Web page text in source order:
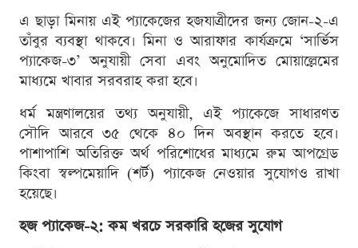
এ ছাড়া মিনায় এই প্যাকেজের হজযাত্রীদের জন্য জোন-২-এ
তাঁবুর ব্যবস্থা থাকবে। মিনা ও আরাফার কার্যক্রমে ‘সার্ভিস
প্যাকেজ-৩’ অনুযায়ী সেবা এবং অনুমোদিত মোয়াল্লেমের
মাধ্যমে খাবার সরবরাহ করা হবে।
ধর্ম মন্ত্রণালয়ের তথ্য অনুযায়ী, এই প্যাকেজে সাধারণত
সৌদি আরবে ৩৫ থেকে ৪০ দিন অবস্থান করতে হবে।
পাশাপাশি অতিরিক্ত অর্থ পরিশোধের মাধ্যমে রুম আপগ্রেড
কিংবা স্বল্পমেয়াদি (শর্ট) প্যাকেজ নেওয়ার সুযোগও রাখা
হয়েছে।
হজ প্যাকেজ-২: কম খরচে সরকারি হজের সুযোগ